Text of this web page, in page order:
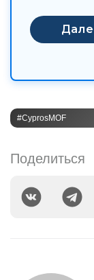
#CyprosMOF
Поделиться